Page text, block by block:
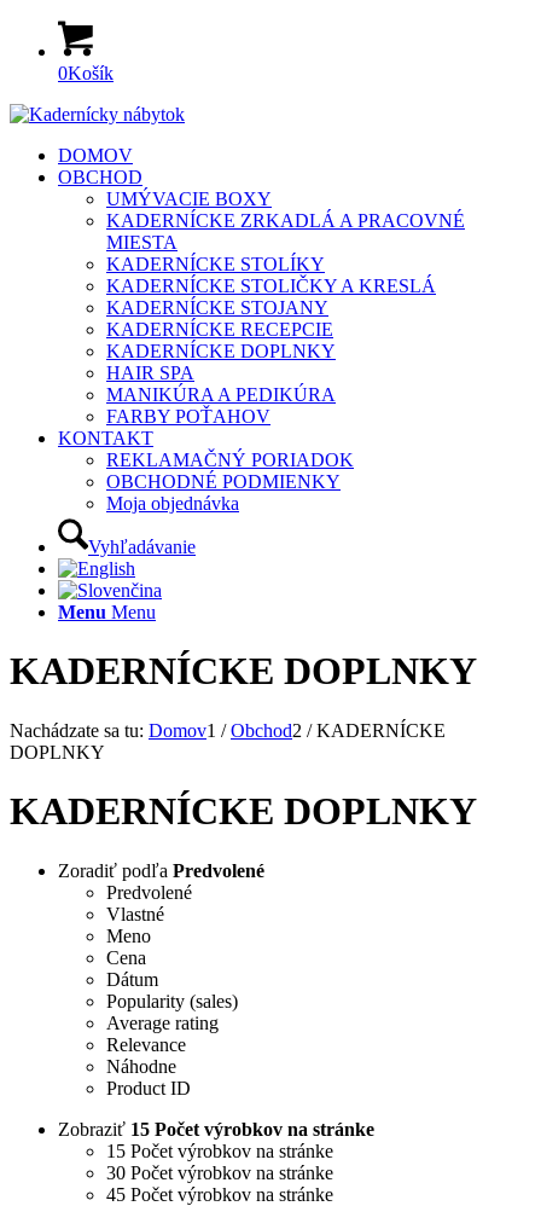
0Košík
DOMOV
OBCHOD
UMÝVACIE BOXY
KADERNÍCKE ZRKADLÁ A PRACOVNÉ
MIESTA
KADERNÍCKE STOLÍKY
KADERNÍCKE STOLIČKY A KRESLÁ
KADERNÍCKE STOJANY
KADERNÍCKE RECEPCIE
KADERNÍCKE DOPLNKY
HAIR SPA
MANIKÚRA A PEDIKÚRA
FARBY POŤAHOV
KONTAKT
REKLAMAČNÝ PORIADOK
OBCHODNÉ PODMIENKY
Moja objednávka
Vyhľadávanie
Menu Menu
KADERNÍCKE DOPLNKY
Nachádzate sa tu: Domov1 / Obchod2 / KADERNÍCKE
DOPLNKY
KADERNÍCKE DOPLNKY
Zoradiť podľa Predvolené
Predvolené
Vlastné
Meno
Cena
Dátum
Popularity (sales)
Average rating
Relevance
Náhodne
Product ID
Zobraziť 15 Počet výrobkov na stránke
15 Počet výrobkov na stránke
30 Počet výrobkov na stránke
45 Počet výrobkov na stránke